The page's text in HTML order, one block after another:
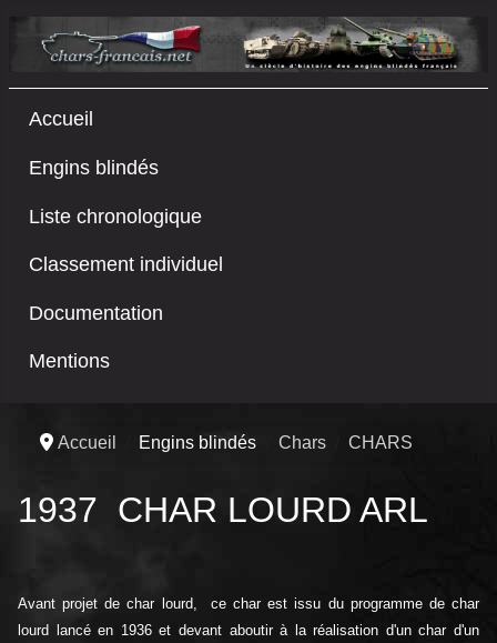
Accueil
Engins blindés
Liste chronologique
Classement individuel
Documentation
Mentions
Accueil Engins blindés Chars CHARS
1937 CHAR LOURD ARL
Avant projet de char lourd, ce char est issu du programme de char
lourd lancé en 1936 et devant aboutir à la réalisation d'un char d'un